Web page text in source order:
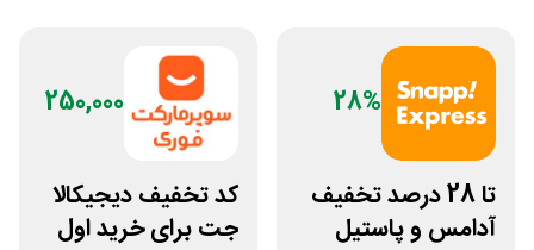
28%
تا 28 درصد تخفیف
آدامس و پاستیل
250,000
کد تخفیف دیجیکالا
جت برای خرید اول